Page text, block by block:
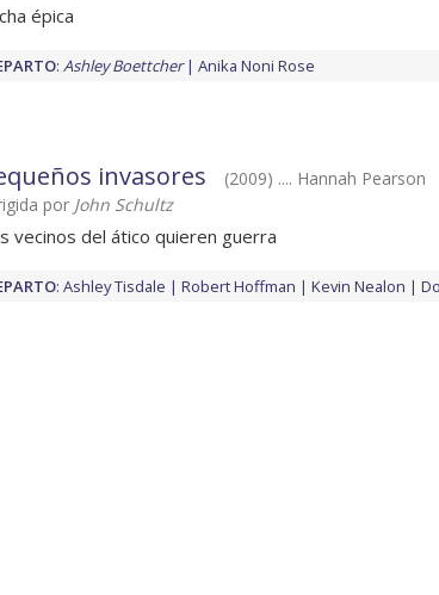
épica
: Ashley Boettcher Anika Noni Rose
invasores
(2009) .... Hannah Pearson
por John Schultz
vecinos del ático quieren guerra
: Ashley Tisdale Robert Hoffman Kevin Nealon